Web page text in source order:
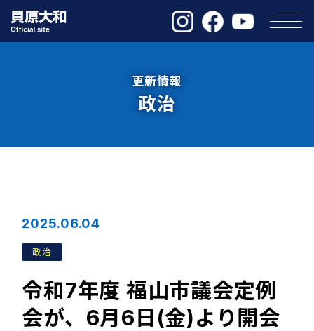
更新情報
政治
2025.06.04
政治
令和7年度 福山市議会定例
会が、6月6日(金)より開会